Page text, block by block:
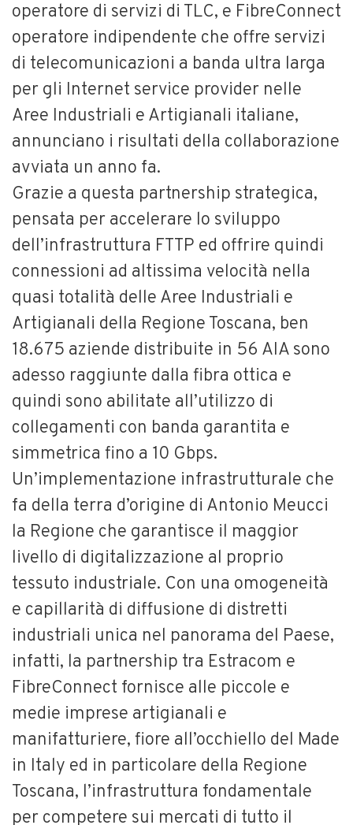
operatore di servizi di TLC, e FibreConnect
operatore indipendente che offre servizi
di telecomunicazioni a banda ultra larga
per gli Internet service provider nelle
Aree Industriali e Artigianali italiane,
annunciano i risultati della collaborazione
avviata un anno fa.
Grazie a questa partnership strategica,
pensata per accelerare lo sviluppo
dell’infrastruttura FTTP ed offrire quindi
connessioni ad altissima velocità nella
quasi totalità delle Aree Industriali e
Artigianali della Regione Toscana, ben
18.675 aziende distribuite in 56 AIA sono
adesso raggiunte dalla fibra ottica e
quindi sono abilitate all’utilizzo di
collegamenti con banda garantita e
simmetrica fino a 10 Gbps.
Un’implementazione infrastrutturale che
fa della terra d’origine di Antonio Meucci
la Regione che garantisce il maggior
livello di digitalizzazione al proprio
tessuto industriale. Con una omogeneità
e capillarità di diffusione di distretti
industriali unica nel panorama del Paese,
infatti, la partnership tra Estracom e
FibreConnect fornisce alle piccole e
medie imprese artigianali e
manifatturiere, fiore all’occhiello del Made
in Italy ed in particolare della Regione
Toscana, l’infrastruttura fondamentale
per competere sui mercati di tutto il